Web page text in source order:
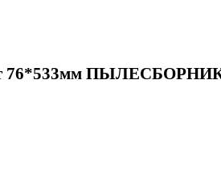
76*533мм